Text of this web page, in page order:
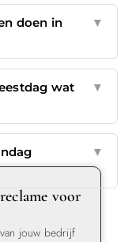
doen in
▼
wat
▼
▼
voor
jouw bedrijf